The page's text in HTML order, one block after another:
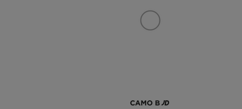
САМО В